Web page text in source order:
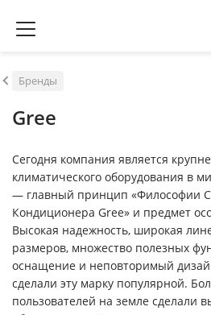
Бренды
Gree
Сегодня компания является
климатического оборудования в
— главный принцип «Философии
Кондиционера Gree» и предмет
Высокая надежность, широкая
размеров, множество полезных
оснащение и неповторимый
сделали эту марку популярной.
пользователей на земле сделали